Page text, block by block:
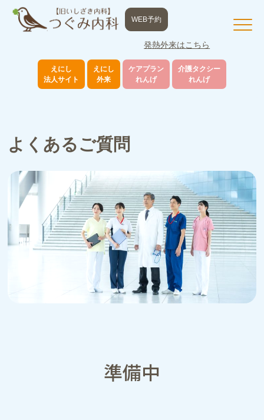
WEB予約
発熱外来はこちら
えにし
法人サイト
えにし
外来
ケアプラン
れんげ
介護タクシー
れんげ
よくあるご質問
準備中